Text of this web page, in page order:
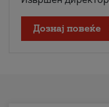
Дознај повеќе